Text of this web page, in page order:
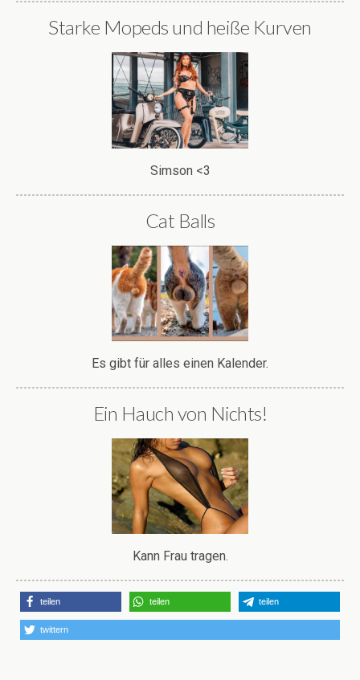
Starke Mopeds und heiße Kurven
Simson <3
Cat Balls
Es gibt für alles einen Kalender.
Ein Hauch von Nichts!
Kann Frau tragen.
teilen teilen teilen
twittern